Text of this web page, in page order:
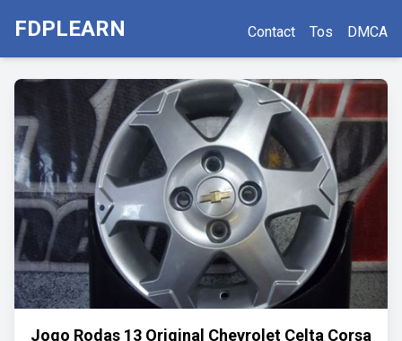
FDPLEARN Contact Tos DMCA
Jogo Rodas 13 Original Chevrolet Celta Corsa